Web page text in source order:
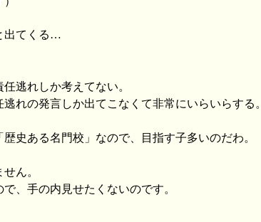
出てくる…
逃れしか考えてない。
れの発言しか出てこなくて非常にいらいらする。
史ある名門校」なので、目指す子多いのだわ。
ん。
、手の内見せたくないのです。